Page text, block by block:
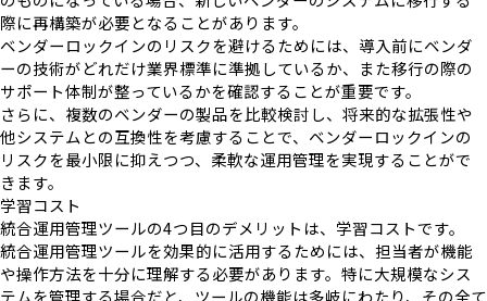
際に再構築が必要となることがあります。
ベンダーロックインのリスクを避けるためには、導入前にベンダ
ーの技術がどれだけ業界標準に準拠しているか、また移行の際の
サポート体制が整っているかを確認することが重要です。
さらに、複数のベンダーの製品を比較検討し、将来的な拡張性や
他システムとの互換性を考慮することで、ベンダーロックインの
リスクを最小限に抑えつつ、柔軟な運用管理を実現することがで
きます。
学習コスト
統合運用管理ツールの4つ目のデメリットは、学習コストです。
統合運用管理ツールを効果的に活用するためには、担当者が機能
や操作方法を十分に理解する必要があります。特に大規模なシス
テムを管理する場合だと、ツールの機能は多岐にわたり、その全て